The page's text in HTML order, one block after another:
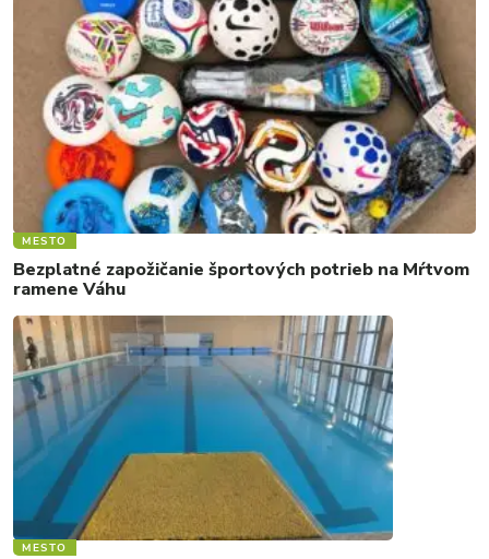
MESTO
Bezplatné zapožičanie športových potrieb na Mŕtvom
ramene Váhu
MESTO